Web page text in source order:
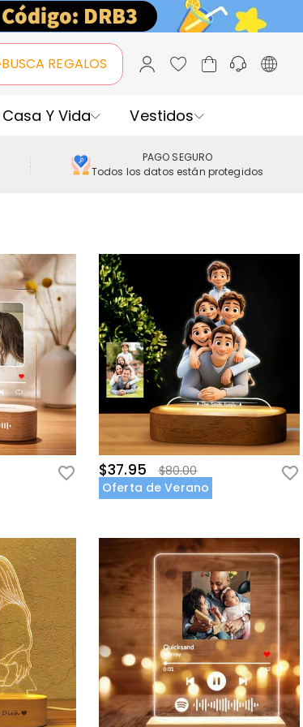
BUSCA REGALOS
Casa Y Vida Vestidos
PAGO SEGURO
Todos los datos están protegidos
$37.95
$80.00
Oferta de Verano